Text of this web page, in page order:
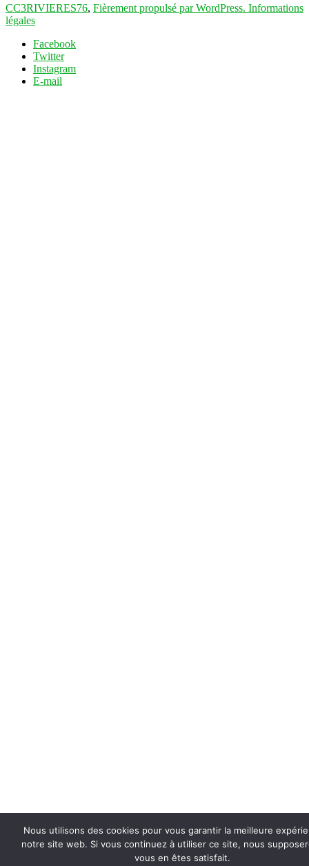
CC3RIVIERES76, Fièrement propulsé par WordPress. Informations
légales
Facebook
Twitter
Instagram
E-mail
Nous utilisons des cookies pour vous garantir la meilleure
notre site web. Si vous continuez à utiliser ce site, nous
vous en êtes satisfait.